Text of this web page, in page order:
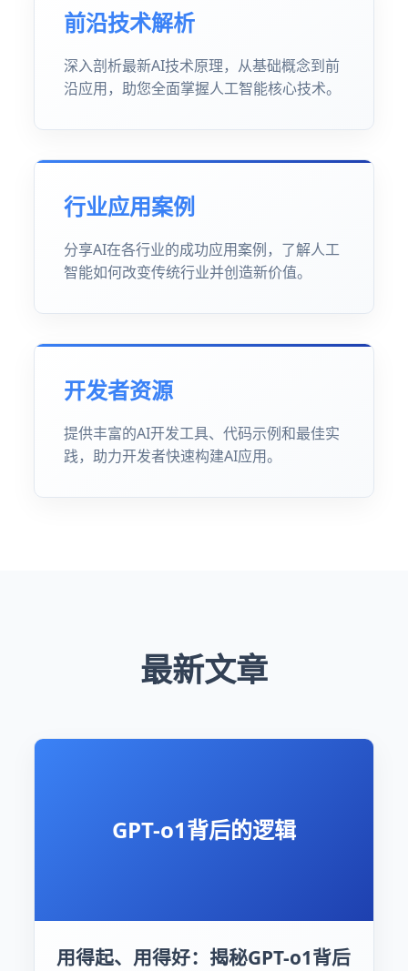
前沿技术解析
深入剖析最新AI技术原理，从基础概念到前
沿应用，助您全面掌握人工智能核心技术。
行业应用案例
分享AI在各行业的成功应用案例，了解人工
智能如何改变传统行业并创造新价值。
开发者资源
提供丰富的AI开发工具、代码示例和最佳实
践，助力开发者快速构建AI应用。
最新文章
GPT-o1背后的逻辑
用得起、用得好：揭秘GPT-o1背后